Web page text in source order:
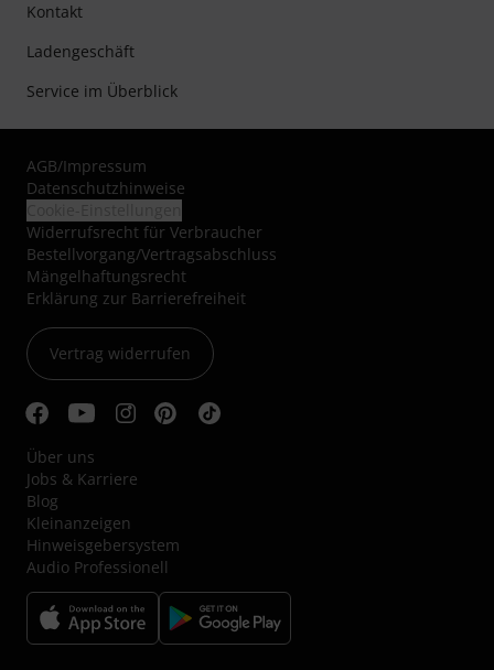
Kontakt
Ladengeschäft
Service im Überblick
AGB/Impressum
Datenschutzhinweise
Widerrufsrecht für Verbraucher
Bestellvorgang/Vertragsabschluss
Mängelhaftungsrecht
Erklärung zur Barrierefreiheit
Vertrag widerrufen
Über uns
Jobs & Karriere
Blog
Kleinanzeigen
Hinweisgebersystem
Audio Professionell